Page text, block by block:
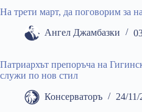
На трети март, да поговорим за
Ангел Джамбазки
Патриархът препоръча на
служи по нов стил
Консерваторъ 24/